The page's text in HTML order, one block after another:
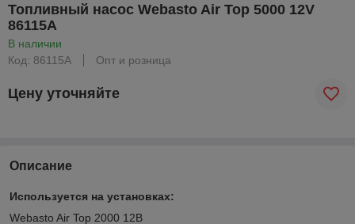
Топливный насос Webasto Air Top 5000 12V
86115А
В наличии
Код: 86115А
Опт и розница
Цену уточняйте
Описание
Используется на установках:
Webasto Air Top 2000 12В